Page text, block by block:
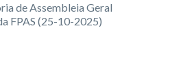
de Assembleia Geral
FPAS (25-10-2025)